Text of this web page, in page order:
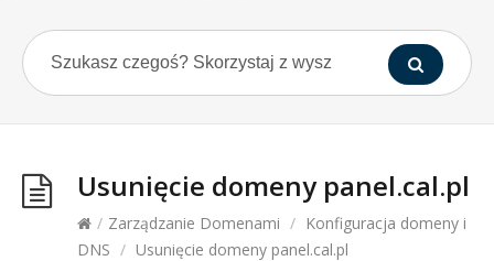
Usunięcie domeny panel.cal.pl
/ Zarządzanie Domenami / Konfiguracja domeny i
DNS / Usunięcie domeny panel.cal.pl